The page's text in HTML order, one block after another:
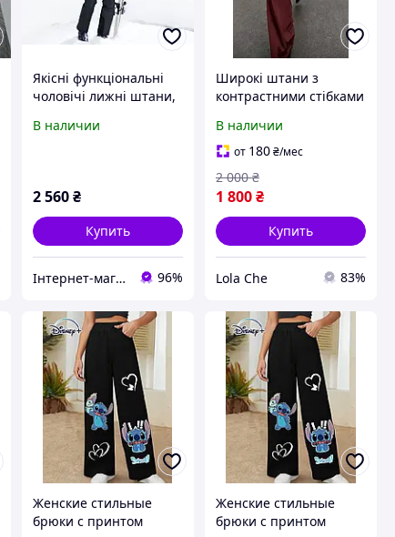
Якісні функціональні
чоловічі лижні штани,
від tcm tchibo Чібо,
В наличии
2 560 ₴
Купить
Інтернет-магазин стокового одягу "KidLand" 96%
Широкі штани з
контрастними стібками
(02298330701S)
В наличии
от 180₴/мес
1 800₴
2 000 ₴
Купить
Lola Che 83%
Женские стильные
брюки с принтом
Женские стильные
брюки с принтом